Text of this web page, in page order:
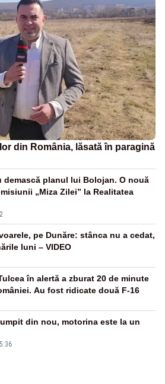
din România, lăsată în paragină
demască planul lui Bolojan. O nouă
„Miza Zilei” la Realitatea
pe Dunăre: stânca nu a cedat,
luni – VIDEO
în alertă a zburat 20 de minute
Au fost ridicate două F-16
din nou, motorina este la un